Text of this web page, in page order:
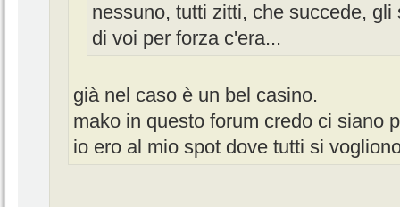
nessuno, tutti zitti, che succede,
di voi per forza c'era...
già nel caso è un bel casino.
mako in questo forum credo ci siano
io ero al mio spot dove tutti si